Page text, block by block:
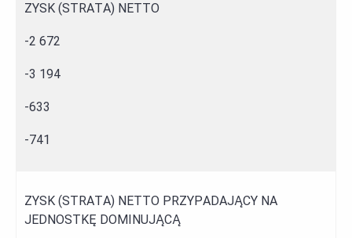
ZYSK (STRATA) NETTO
-2 672
-3 194
-633
-741
ZYSK (STRATA) NETTO PRZYPADAJĄCY NA
JEDNOSTKĘ DOMINUJĄCĄ